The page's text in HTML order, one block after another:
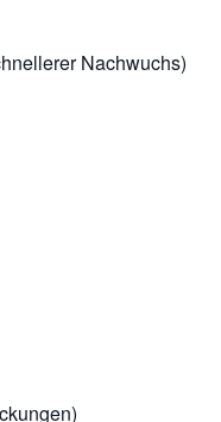
Nachwuchs)